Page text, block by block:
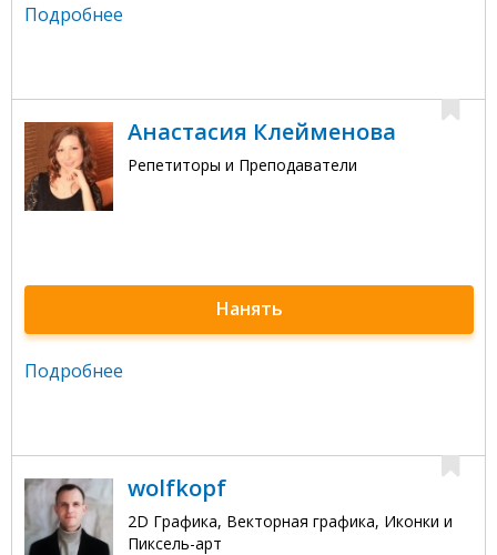
Подробнее
Анастасия Клейменова
Репетиторы и Преподаватели
Нанять
Подробнее
wolfkopf
2D Графика, Векторная графика, Иконки и
Пиксель-арт